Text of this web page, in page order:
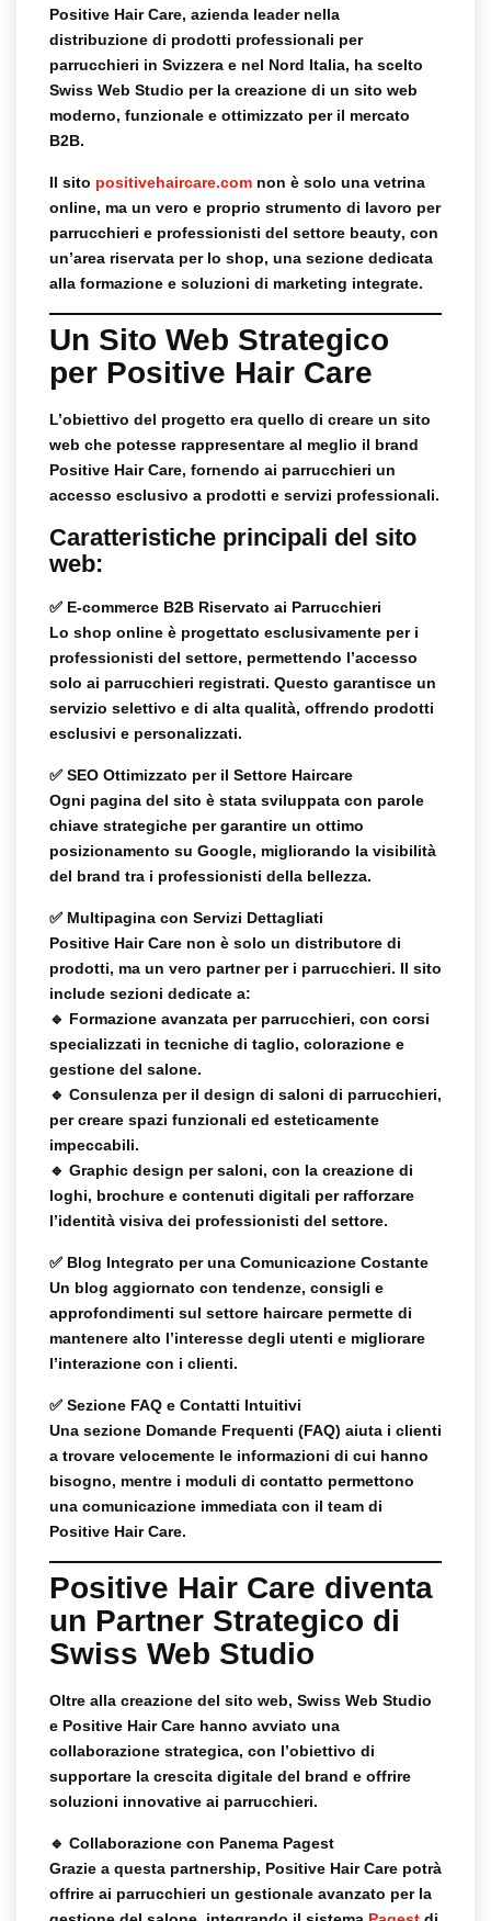
Positive Hair Care, azienda leader nella
distribuzione di prodotti professionali per
parrucchieri in Svizzera e nel Nord Italia, ha scelto
Swiss Web Studio per la creazione di un sito web
moderno, funzionale e ottimizzato per il mercato
B2B.
Il sito positivehaircare.com non è solo una vetrina
online, ma un vero e proprio strumento di lavoro per
parrucchieri e professionisti del settore beauty, con
un’area riservata per lo shop, una sezione dedicata
alla formazione e soluzioni di marketing integrate.
Un Sito Web Strategico
per Positive Hair Care
L’obiettivo del progetto era quello di creare un sito
web che potesse rappresentare al meglio il brand
Positive Hair Care, fornendo ai parrucchieri un
accesso esclusivo a prodotti e servizi professionali.
Caratteristiche principali del sito
web:
✅ E-commerce B2B Riservato ai Parrucchieri
Lo shop online è progettato esclusivamente per i
professionisti del settore, permettendo l’accesso
solo ai parrucchieri registrati. Questo garantisce un
servizio selettivo e di alta qualità, offrendo prodotti
esclusivi e personalizzati.
✅ SEO Ottimizzato per il Settore Haircare
Ogni pagina del sito è stata sviluppata con parole
chiave strategiche per garantire un ottimo
posizionamento su Google, migliorando la visibilità
del brand tra i professionisti della bellezza.
✅ Multipagina con Servizi Dettagliati
Positive Hair Care non è solo un distributore di
prodotti, ma un vero partner per i parrucchieri. Il sito
include sezioni dedicate a:
🔹 Formazione avanzata per parrucchieri, con corsi
specializzati in tecniche di taglio, colorazione e
gestione del salone.
🔹 Consulenza per il design di saloni di parrucchieri,
per creare spazi funzionali ed esteticamente
impeccabili.
🔹 Graphic design per saloni, con la creazione di
loghi, brochure e contenuti digitali per rafforzare
l’identità visiva dei professionisti del settore.
✅ Blog Integrato per una Comunicazione Costante
Un blog aggiornato con tendenze, consigli e
approfondimenti sul settore haircare permette di
mantenere alto l’interesse degli utenti e migliorare
l’interazione con i clienti.
✅ Sezione FAQ e Contatti Intuitivi
Una sezione Domande Frequenti (FAQ) aiuta i clienti
a trovare velocemente le informazioni di cui hanno
bisogno, mentre i moduli di contatto permettono
una comunicazione immediata con il team di
Positive Hair Care.
Positive Hair Care diventa
un Partner Strategico di
Swiss Web Studio
Oltre alla creazione del sito web, Swiss Web Studio
e Positive Hair Care hanno avviato una
collaborazione strategica, con l’obiettivo di
supportare la crescita digitale del brand e offrire
soluzioni innovative ai parrucchieri.
🔹 Collaborazione con Panema Pagest
Grazie a questa partnership, Positive Hair Care potrà
offrire ai parrucchieri un gestionale avanzato per la